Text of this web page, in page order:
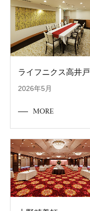
ライフニクス高井戸
2026年5月
MORE